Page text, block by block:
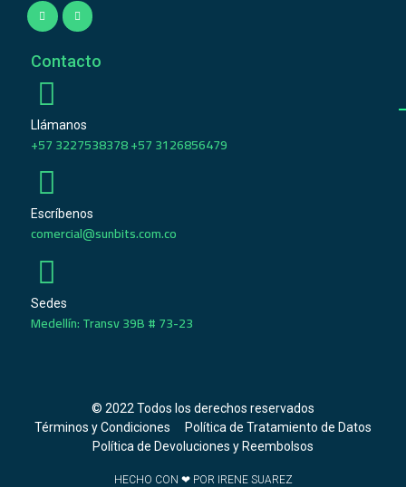
Contacto
Llámanos
+57 3227538378 +57 3126856479
Escríbenos
comercial@sunbits.com.co
Sedes
Medellín: Transv 39B # 73-23
© 2022 Todos los derechos reservados
Términos y Condiciones
Política de Tratamiento de Datos
Política de Devoluciones y Reembolsos
HECHO CON ❤ POR IRENE SUAREZ